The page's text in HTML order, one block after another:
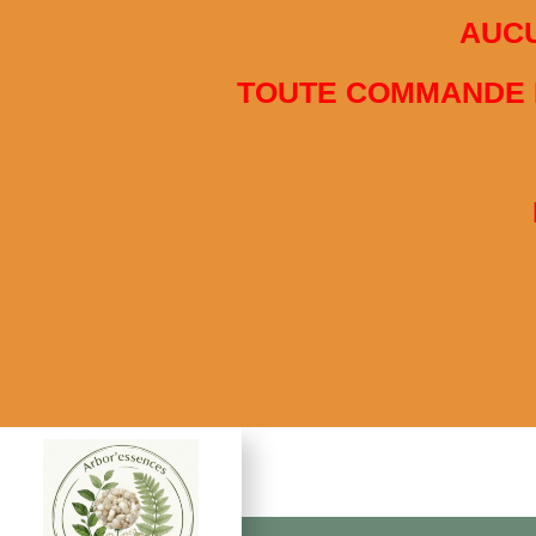
Nous utilisons des cookies pour vous garantir la
TOUTE